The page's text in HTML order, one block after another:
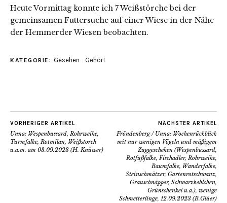
Heute Vormittag konnte ich 7 Weißstörche bei der
gemeinsamen Futtersuche auf einer Wiese in der Nähe
der Hemmerder Wiesen beobachten.
KATEGORIE: Gesehen - Gehört
VORHERIGER ARTIKEL
Unna: Wespenbussard, Rohrweihe,
Turmfalke, Rotmilan, Weißstorch
u.a.m. am 03.09.2023 (H. Knüwer)
NÄCHSTER ARTIKEL
Fröndenberg / Unna: Wochenrückblick
mit nur wenigen Vögeln und mäßigem
Zuggeschehen (Wespenbussard,
Rotfußfalke, Fischadler, Rohrweihe,
Baumfalke, Wanderfalke,
Steinschmätzer, Gartenrotschwanz,
Grauschnäpper, Schwarzkehlchen,
Grünschenkel u.a.), wenige
Schmetterlinge, 12.09.2023 (B.Glüer)